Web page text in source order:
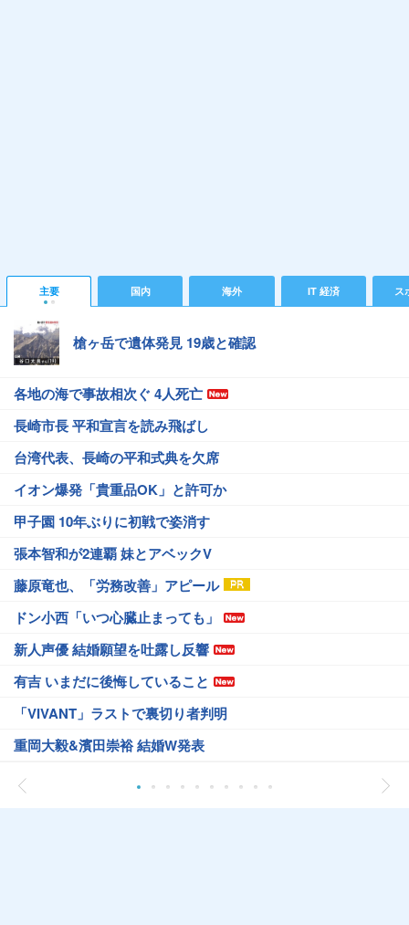
主要 国内 海外 IT 経済 ス
槍ヶ岳で遺体発見 19歳と確認
各地の海で事故相次ぐ 4人死亡
長崎市長 平和宣言を読み飛ばし
台湾代表、長崎の平和式典を欠席
イオン爆発「貴重品OK」と許可か
甲子園 10年ぶりに初戦で姿消す
張本智和が2連覇 妹とアベックV
藤原竜也、「労務改善」アピール
ドン小西「いつ心臓止まっても」
新人声優 結婚願望を吐露し反響
有吉 いまだに後悔していること
「VIVANT」ラストで裏切り者判明
重岡大毅&濱田崇裕 結婚W発表